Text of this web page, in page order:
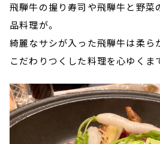
飛騨牛の握り寿司や飛騨牛と野菜
品料理が。
綺麗なサシが入った飛騨牛は柔ら
こだわりつくした料理を心ゆくま